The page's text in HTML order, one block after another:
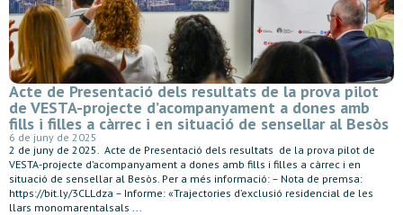
Acte de Presentació dels resultats de la prova pilot
de VESTA-projecte d’acompanyament a dones amb
fills i filles a càrrec i en situació de sensellar al Besòs
6 de juny de 2025
2 de juny de 2025. Acte de Presentació dels resultats de la prova pilot de
VESTA-projecte d’acompanyament a dones amb fills i filles a càrrec i en
situació de sensellar al Besòs. Per a més informació: – Nota de premsa:
https://bit.ly/3CLLdza – Informe: «Trajectories d’exclusió residencial de les
llars monomarentalsals ...